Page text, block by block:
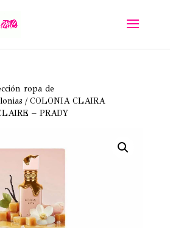
ropa de
/ COLONIA CLAIRA
– PRADY